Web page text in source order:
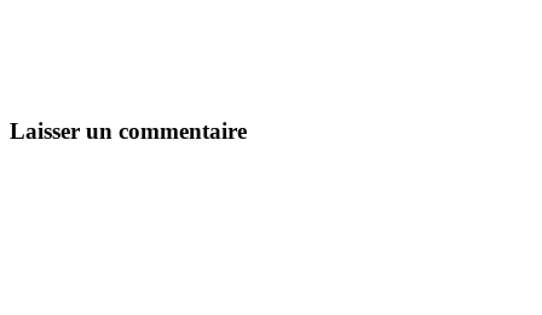
Laisser un commentaire